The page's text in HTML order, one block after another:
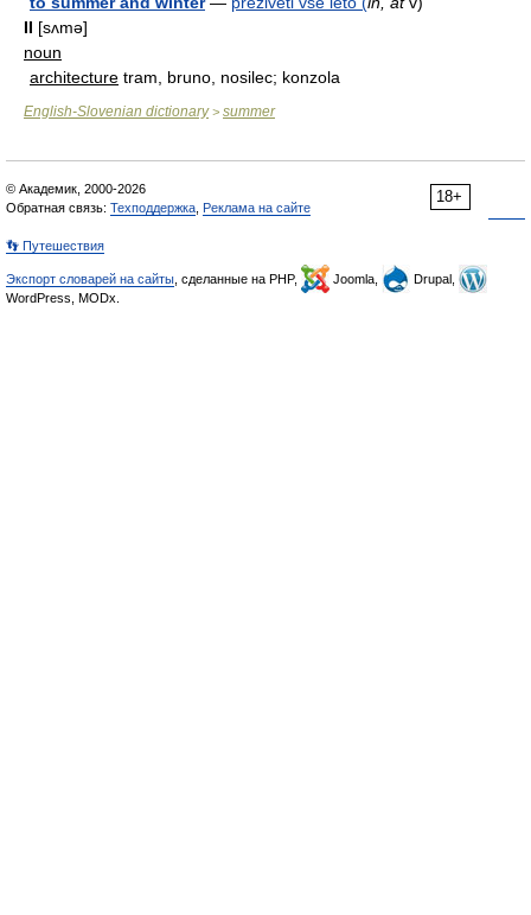
II [sʌmə]
noun
architecture tram, bruno, nosilec; konzola
English-Slovenian dictionary> summer
18+
© Академик, 2000-2026
Обратная связь: Техподдержка Реклама на сайте
👣 Путешествия
Экспорт словарей на сайты , сделанные на PHP, Joomla,
Drupal,
WordPress, MODx.